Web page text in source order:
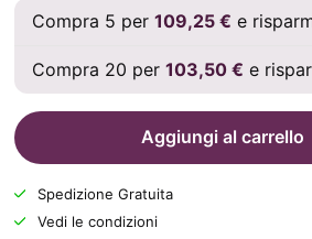
Compra 5 per 109,25 € e
Compra 20 per 103,50 € e
Aggiungi al carrello
Spedizione Gratuita
Vedi le condizioni